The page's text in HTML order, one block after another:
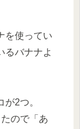
を使ってい
るバナナよ
2つ。
ので「あ